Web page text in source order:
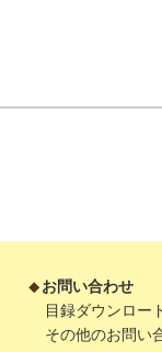
お問い合わせ
目録ダウンロー
その他のお問い